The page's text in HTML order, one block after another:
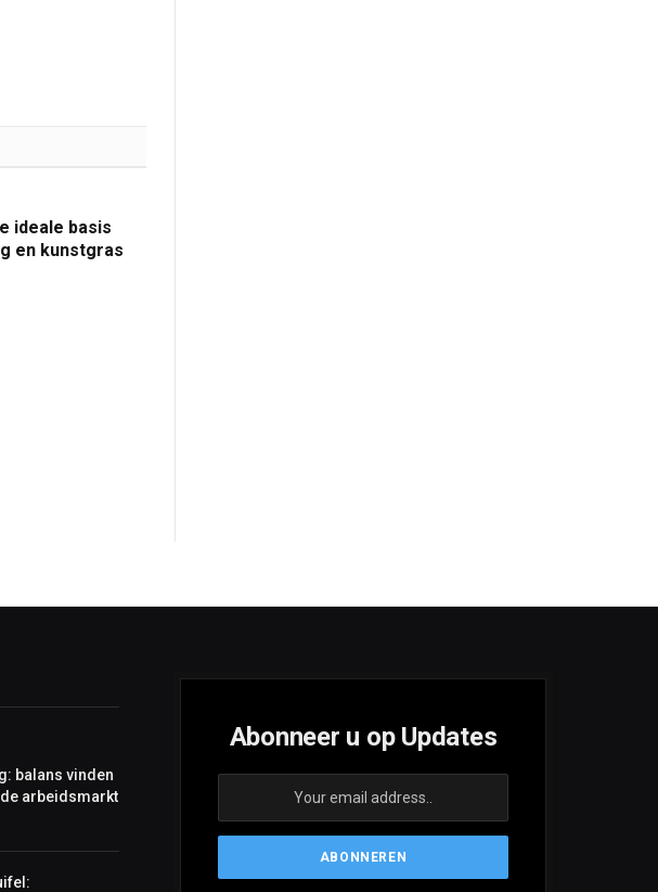
ideale basis
en kunstgras
balans vinden
arbeidsmarkt
Abonneer u op Updates